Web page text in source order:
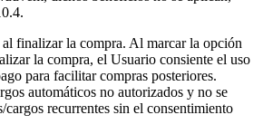
al finalizar la compra. Al marcar la opción
la compra, el Usuario consiente el uso
para facilitar compras posteriores.
automáticos no autorizados y no se
cargos recurrentes sin el consentimiento